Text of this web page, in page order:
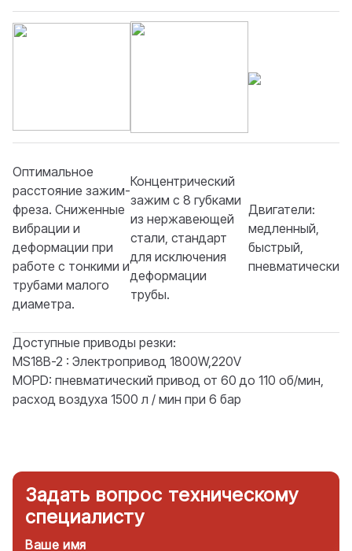
Оптимальное
расстояние зажим-
фреза. Сниженные
вибрации и
деформации при
работе с тонкими и
трубами малого
диаметра.
Концентрический
зажим с 8 губками
из нержавеющей
стали, стандарт
для исключения
деформации
трубы.
Двигатели:
медленный,
быстрый,
пневматический
Доступные приводы резки:
MS18B-2 : Электропривод 1800W,220V
MOPD: пневматический привод от 60 до 110 об/мин,
расход воздуха 1500 л / мин при 6 бар
Задать вопрос техническому
специалисту
Ваше имя